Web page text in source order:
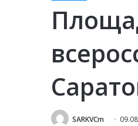
SARKVCm